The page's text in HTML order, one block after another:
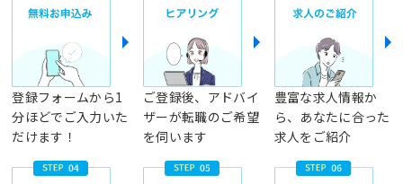
登録フォームから1
分ほどでご入力いた
だけます！
ご登録後、アドバイ
ザーが転職のご希望
を伺います
豊富な求人情報か
ら、あなたに合った
求人をご紹介